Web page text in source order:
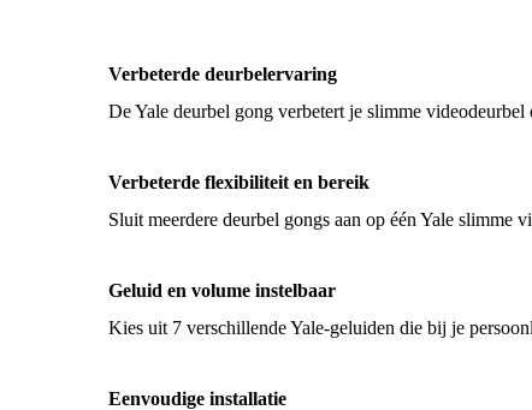
Verbeterde deurbelervaring
De Yale deurbel gong verbetert je slimme
Verbeterde flexibiliteit en bereik
Sluit meerdere deurbel gongs aan op één Yale slimme
Geluid en volume instelbaar
Kies uit 7 verschillende Yale-geluiden die bij je
Eenvoudige installatie